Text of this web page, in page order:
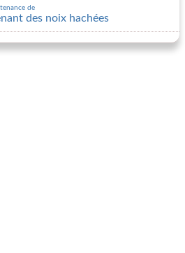
de
des noix hachées